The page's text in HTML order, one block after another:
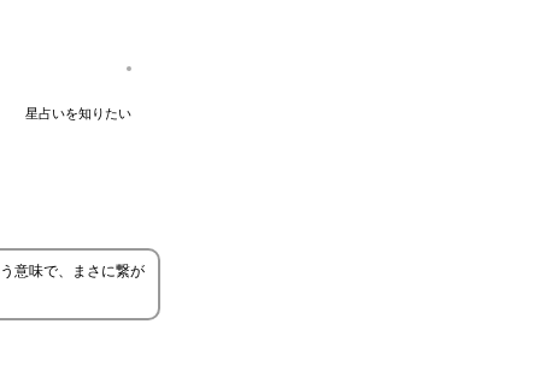
星占いを知りたい
意味で、まさに繋が